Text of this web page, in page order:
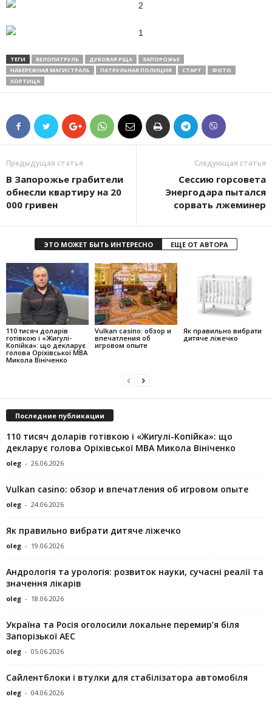
ТЕГИ ВЕЛОПАТРУЛЬ ДУБОВАЯ РЩА
ЗАПОРОЖЬЕ
НАБЕРЕЖНАЯ МАГИСТРАЛЬ
ПАТРУЛЬНАЯ ПОЛИЦИЯ СТАРТ
ФОТО
ХОРТИЦА
Предыдущая статья
В Запорожье грабители
обнесли квартиру на 20
000 гривен
Следующая статья
Сессию горсовета
Энергодара пытался
сорвать лжеминер
ЭТО МОЖЕТ БЫТЬ ИНТЕРЕСНО ЕЩЕ ОТ АВТОРА
110 тисяч доларів
готівкою і «Жигулі-
Копійка»: що декларує
голова Оріхівської МВА
Микола Вініченко
Vulkan casino: обзор и
впечатления об
игровом опыте
Як правильно вибрати
дитяче ліжечко
Последние публикации
110 тисяч доларів готівкою і «Жигулі-Копійка»: що
декларує голова Оріхівської МВА Микола Вініченко
oleg - 26.06.2026
Vulkan casino: обзор и впечатления об игровом опыте
oleg - 24.06.2026
Як правильно вибрати дитяче ліжечко
oleg - 19.06.2026
Андрологія та урологія: розвиток науки, сучасні реалії та
значення лікарів
oleg - 18.06.2026
Україна та Росія оголосили локальне перемир’я біля
Запорізької АЕС
oleg - 05.06.2026
Сайлентблоки і втулки для стабілізатора автомобіля
oleg - 04.06.2026